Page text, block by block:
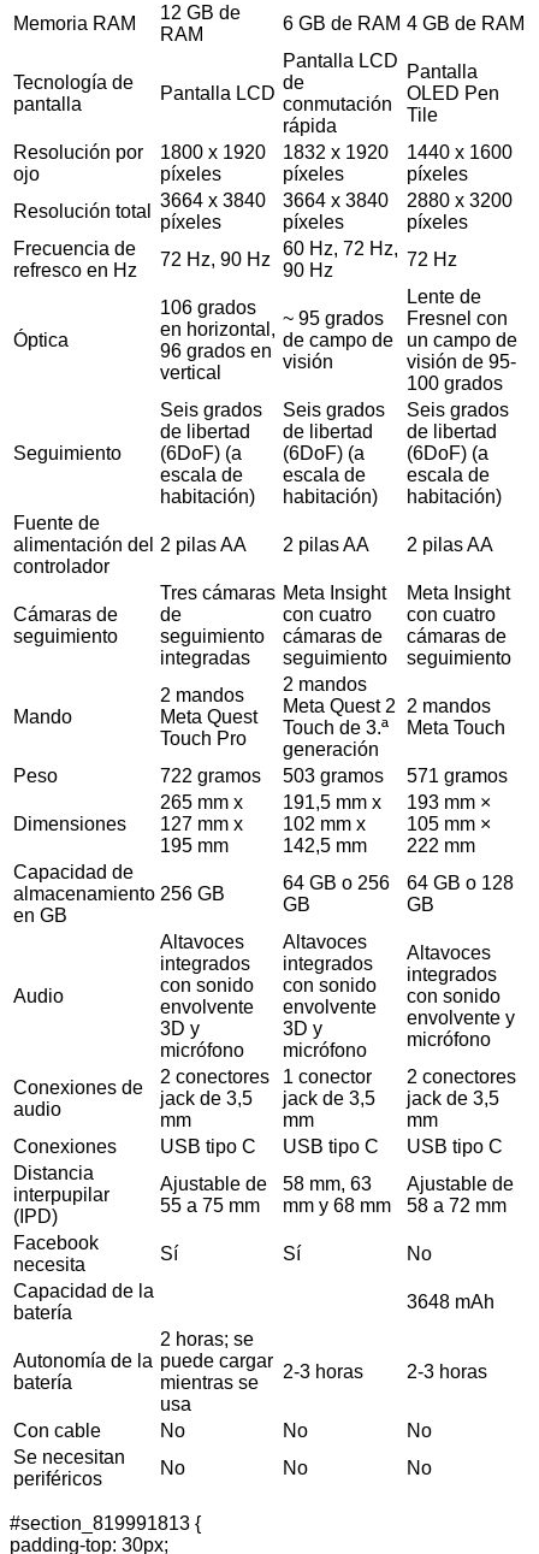
Memoria RAM
12 GB de
RAM
6 GB de RAM 4 GB de RAM
Tecnología de
pantalla
Pantalla LCD
Pantalla LCD
de
conmutación
rápida
Pantalla
OLED Pen
Tile
Resolución por
ojo
1800 x 1920
píxeles
1832 x 1920
píxeles
1440 x 1600
píxeles
Resolución total
3664 x 3840
píxeles
3664 x 3840
píxeles
2880 x 3200
píxeles
Frecuencia de
refresco en Hz
72 Hz, 90 Hz
60 Hz, 72 Hz,
90 Hz
72 Hz
Óptica
106 grados
en horizontal,
96 grados en
vertical
~ 95 grados
de campo de
visión
Lente de
Fresnel con
un campo de
visión de 95-
100 grados
Seguimiento
Seis grados
de libertad
(6DoF) (a
escala de
habitación)
Seis grados
de libertad
(6DoF) (a
escala de
habitación)
Seis grados
de libertad
(6DoF) (a
escala de
habitación)
Fuente de
alimentación del
controlador
2 pilas AA 2 pilas AA 2 pilas AA
Cámaras de
seguimiento
Tres cámaras
de
seguimiento
integradas
Meta Insight
con cuatro
cámaras de
seguimiento
Meta Insight
con cuatro
cámaras de
seguimiento
Mando
2 mandos
Meta Quest
Touch Pro
2 mandos
Meta Quest 2
Touch de 3.ª
generación
2 mandos
Meta Touch
Peso 722 gramos 503 gramos 571 gramos
Dimensiones
265 mm x
127 mm x
195 mm
191,5 mm x
102 mm x
142,5 mm
193 mm ×
105 mm ×
222 mm
Capacidad de
almacenamiento
en GB
256 GB
64 GB o 256
GB
64 GB o 128
GB
Audio
Altavoces
integrados
con sonido
envolvente
3D y
micrófono
Altavoces
integrados
con sonido
envolvente
3D y
micrófono
Altavoces
integrados
con sonido
envolvente y
micrófono
Conexiones de
audio
2 conectores
jack de 3,5
mm
1 conector
jack de 3,5
mm
2 conectores
jack de 3,5
mm
Conexiones
USB tipo C USB tipo C
USB tipo C
Distancia
interpupilar
(IPD)
Ajustable de
55 a 75 mm
58 mm, 63
mm y 68 mm
Ajustable de
58 a 72 mm
Facebook
necesita
Sí Sí
No
Capacidad de la
batería
3648 mAh
Autonomía de la
batería
2 horas; se
puede cargar
mientras se
usa
2-3 horas 2-3 horas
Con cable No No
No
Se necesitan
periféricos
No No No
#section_819991813 {
padding-top: 30px;